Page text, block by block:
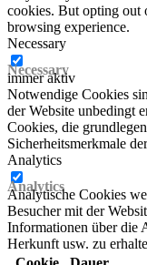
cookies. But opting out
browsing experience.
Necessary
Necessary
immer aktiv
Notwendige Cookies
der Website unbedingt
Cookies, die
Sicherheitsmerkmale
Analytics
Analytics
Analytische Cookies
Besucher mit der
Informationen über die
Herkunft usw. zu